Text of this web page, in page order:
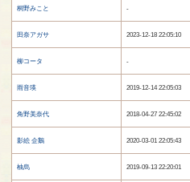
桐野みこと -
田奈アガサ 2023-12-18 22:05:10
柳コータ -
雨音瑛 2019-12-14 22:05:03
角野美奈代 2018-04-27 22:45:02
影絵 企鵝 2020-03-01 22:05:43
柚烏 2019-09-13 22:20:01